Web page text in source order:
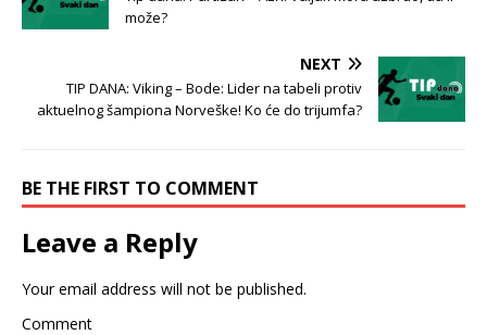
može?
NEXT
TIP DANA: Viking – Bode: Lider na tabeli protiv
aktuelnog šampiona Norveške! Ko će do trijumfa?
BE THE FIRST TO COMMENT
Leave a Reply
Your email address will not be published.
Comment